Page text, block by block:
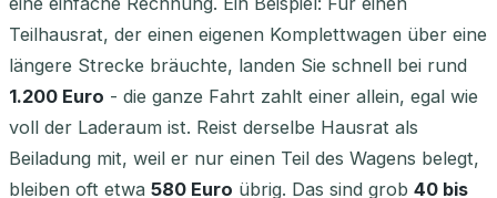
Teilhausrat, der einen eigenen Komplettwagen über eine
längere Strecke bräuchte, landen Sie schnell bei rund
1.200 Euro - die ganze Fahrt zahlt einer allein, egal wie
voll der Laderaum ist. Reist derselbe Hausrat als
Beiladung mit, weil er nur einen Teil des Wagens belegt,
bleiben oft etwa 580 Euro übrig. Das sind grob 40 bis